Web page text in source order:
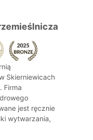
Skierniewicach
Firma
jest ręcznie
wytwarzania,